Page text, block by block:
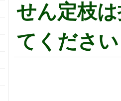
せん定枝
てください